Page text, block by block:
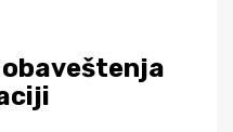
obaveštenja